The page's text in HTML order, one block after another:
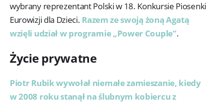
wybrany reprezentant Polski w 18. Konkursie Piosenki
Eurowizji dla Dzieci. Razem ze swoją żoną Agatą
wzięli udział w programie „Power Couple”.
Życie prywatne
Piotr Rubik wywołał niemałe zamieszanie, kiedy
w 2008 roku stanął na ślubnym kobiercu z